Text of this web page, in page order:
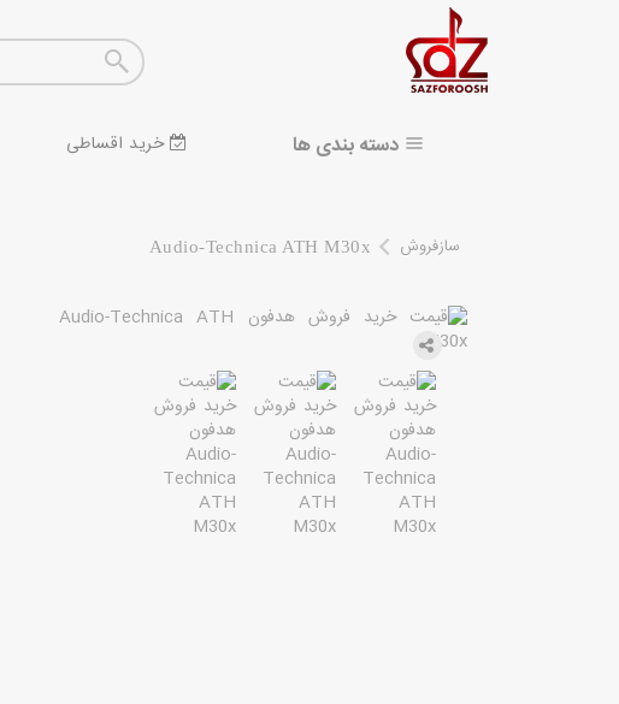
دسته بندی ها خرید اقساطی
سازفروش Audio-Technica ATH M30x